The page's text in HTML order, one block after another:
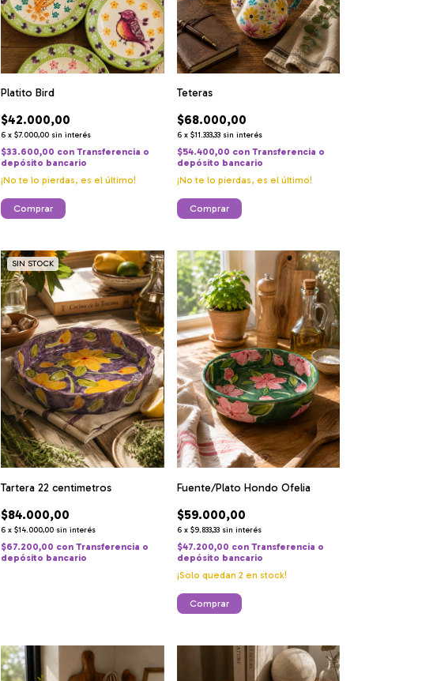
Platito Bird
$42.000,00
6 x$7.000,00 sin interés
$33.600,00 con Transferencia o
depósito bancario
¡No te lo pierdas, es el último!
Comprar
Teteras
$68.000,00
6 x $11.333,33 sin interés
$54.400,00 con Transferencia o
depósito bancario
¡No te lo pierdas, es el último!
Comprar
SIN STOCK
Tartera 22 centimetros
$84.000,00
6 x$14.000,00 sin interés
$67.200,00 con Transferencia o
depósito bancario
Fuente/Plato Hondo Ofelia
$59.000,00
6 x $9.833,33 sin interés
$47.200,00 con Transferencia o
depósito bancario
¡Solo quedan 2 en stock!